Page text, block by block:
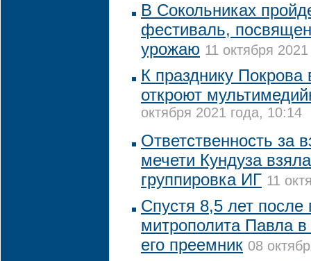
В Сокольниках
фестиваль,
урожаю 11 октября
К празднику
откроют
октября 2021 года, 10:14
Ответственность за
мечети Кундуза
группировка ИГ 11
Спустя 8,5 лет после
митрополита Павла
его преемник 08